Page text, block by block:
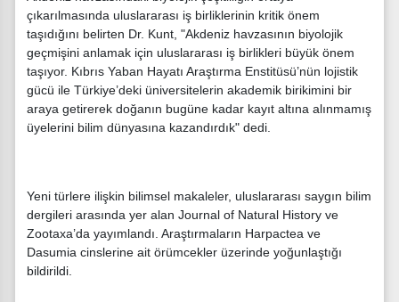
çıkarılmasında uluslararası iş birliklerinin kritik önem
taşıdığını belirten Dr. Kunt, "Akdeniz havzasının biyolojik
geçmişini anlamak için uluslararası iş birlikleri büyük önem
taşıyor. Kıbrıs Yaban Hayatı Araştırma Enstitüsü’nün lojistik
gücü ile Türkiye’deki üniversitelerin akademik birikimini bir
araya getirerek doğanın bugüne kadar kayıt altına alınmamış
üyelerini bilim dünyasına kazandırdık" dedi.
Yeni türlere ilişkin bilimsel makaleler, uluslararası saygın bilim
dergileri arasında yer alan Journal of Natural History ve
Zootaxa’da yayımlandı. Araştırmaların Harpactea ve
Dasumia cinslerine ait örümcekler üzerinde yoğunlaştığı
bildirildi.